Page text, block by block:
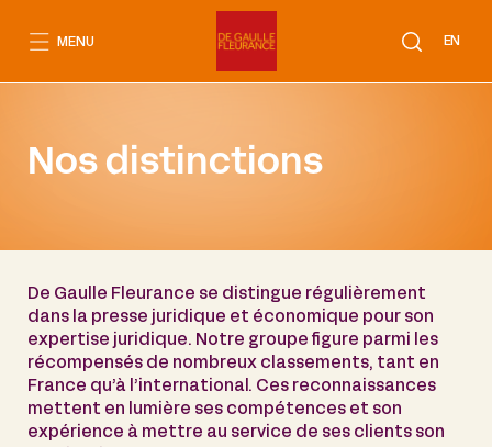
EN
MENU
Nos distinctions
De Gaulle Fleurance se distingue régulièrement
dans la presse juridique et économique pour son
expertise juridique. Notre groupe figure parmi les
récompensés de nombreux classements, tant en
France qu’à l’international. Ces reconnaissances
mettent en lumière ses compétences et son
expérience à mettre au service de ses clients son